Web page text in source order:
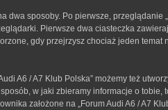
dwa sposoby. Po pierwsze,
Pierwsze dwa ciasteczka
gdy przejrzysz chociaż jeden temat
A6 / A7 Klub Polska” możemy też
w jaki zbieramy informacje o
założone na „Forum Audi A6 / A7